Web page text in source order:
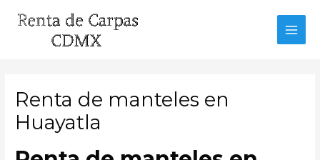
Renta de manteles en
Huayatla